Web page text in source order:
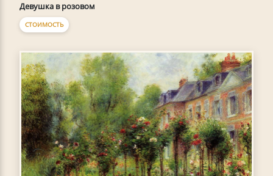
Девушка в розовом
СТОИМОСТЬ